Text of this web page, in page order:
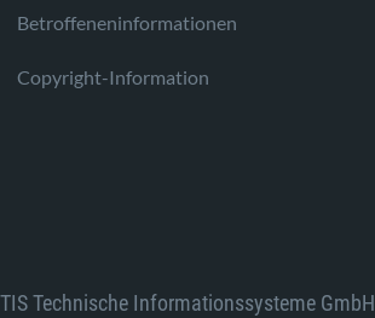
Betroffeneninformationen
Copyright-Information
TIS Technische Informationssysteme GmbH